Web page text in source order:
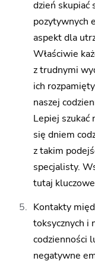
dzień skupiać
pozytywnych
aspekt dla
Właściwie
z trudnymi
ich
naszej
Lepiej szukać
się dniem
z takim
specjalisty.
tutaj
Kontakty
toksycznych i
codzienności
negatywne